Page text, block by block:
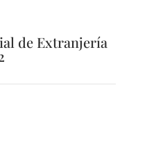
de Extranjería